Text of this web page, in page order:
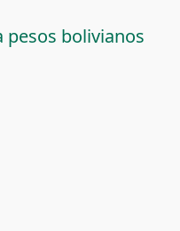
pesos bolivianos